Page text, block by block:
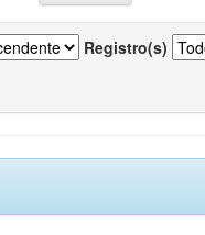
Registro(s)